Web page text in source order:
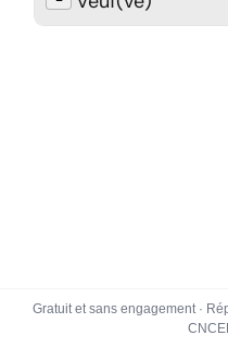
Gratuit et sans engagement ·